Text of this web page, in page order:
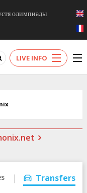
олимпиады
января 2013
Шамони. Мы
LIVE INFO
Transfers